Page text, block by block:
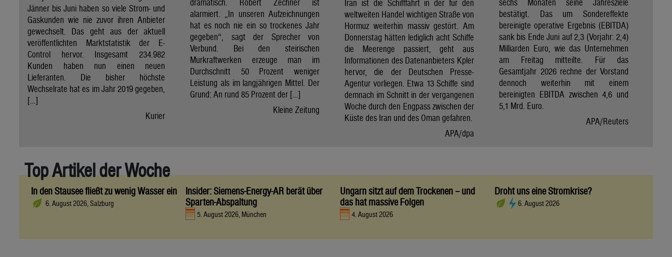
Jänner bis Juni haben so viele Strom- und
Gaskunden wie nie zuvor ihren Anbieter
gewechselt. Das geht aus der aktuell
veröffentlichten Marktstatistik der E-
Control hervor. Insgesamt 234.982
Kunden haben nun einen neuen
Lieferanten. Die bisher höchste
Wechselrate hat es im Jahr 2019 gegeben,
[…]
Kurier
alarmiert. „In unseren Aufzeichnungen
hat es noch nie ein so trockenes Jahr
gegeben“, sagt der Sprecher von
Verbund. Bei den steirischen
Murkraftwerken erzeuge man im
Durchschnitt 50 Prozent weniger
Leistung als im langjährigen Mittel. Der
Grund: An rund 85 Prozent der […]
Kleine Zeitung
Iran ist die Schifffahrt in der für den
weltweiten Handel wichtigen Straße von
Hormuz weiterhin massiv gestört. Am
Donnerstag hätten lediglich acht Schiffe
die Meerenge passiert, geht aus
Informationen des Datenanbieters Kpler
hervor, die der Deutschen Presse-
Agentur vorliegen. Etwa 13 Schiffe sind
demnach im Schnitt in der vergangenen
Woche durch den Engpass zwischen der
Küste des Iran und des Oman gefahren.
APA/dpa
bestätigt. Das um Sondereffekte
bereinigte operative Ergebnis (EBITDA)
sank bis Ende Juni auf 2,3 (Vorjahr: 2,4)
Milliarden Euro, wie das Unternehmen
am Freitag mitteilte. Für das
Gesamtjahr 2026 rechne der Vorstand
dennoch weiterhin mit einem
bereinigten EBITDA zwischen 4,6 und
5,1 Mrd. Euro.
APA/Reuters
Top Artikel der Woche
In den Stausee fließt zu wenig Wasser ein
6. August 2026, Salzburg
Insider: Siemens-Energy-AR berät über
Sparten-Abspaltung
5. August 2026, München
Ungarn sitzt auf dem Trockenen – und
das hat massive Folgen
4. August 2026
Droht uns eine Stromkrise?
6. August 2026